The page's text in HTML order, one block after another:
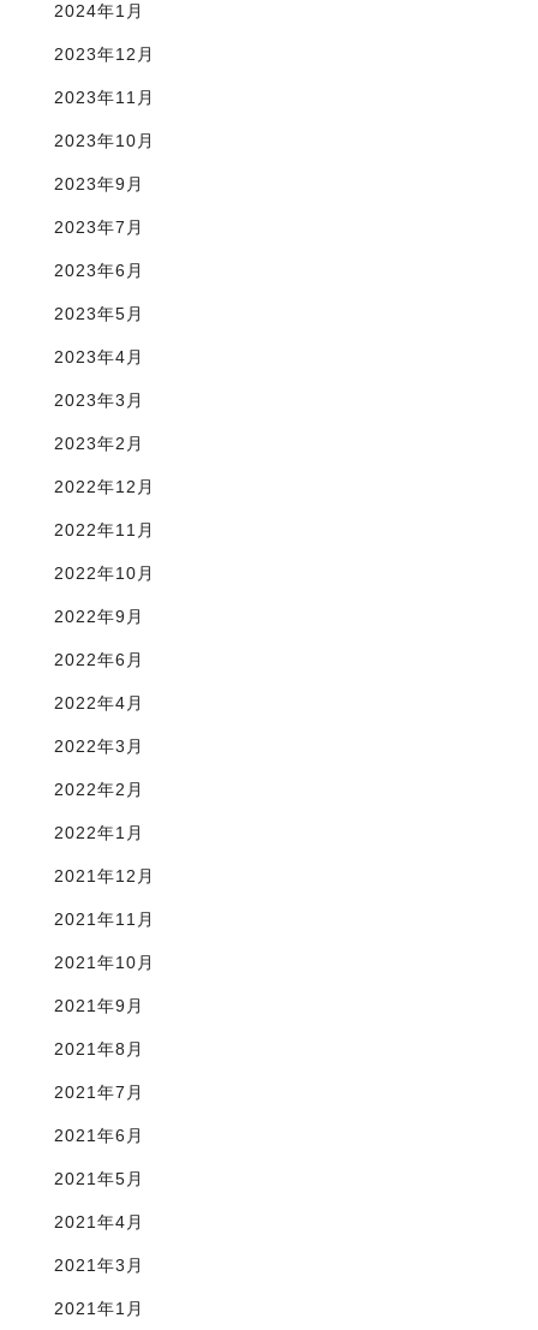
2024年1月
2023年12月
2023年11月
2023年10月
2023年9月
2023年7月
2023年6月
2023年5月
2023年4月
2023年3月
2023年2月
2022年12月
2022年11月
2022年10月
2022年9月
2022年6月
2022年4月
2022年3月
2022年2月
2022年1月
2021年12月
2021年11月
2021年10月
2021年9月
2021年8月
2021年7月
2021年6月
2021年5月
2021年4月
2021年3月
2021年1月